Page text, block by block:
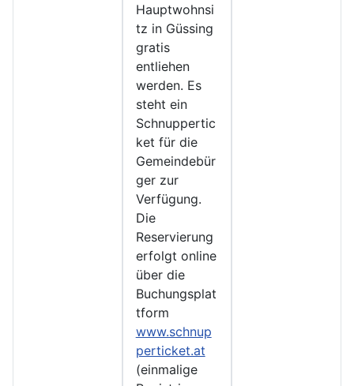
Hauptwohnsi
tz in Güssing
gratis
entliehen
werden. Es
steht ein
Schnuppertic
ket für die
Gemeindebür
ger zur
Verfügung.
Die
Reservierung
erfolgt online
über die
Buchungsplat
tform
www.schnup
perticket.at
(einmalige